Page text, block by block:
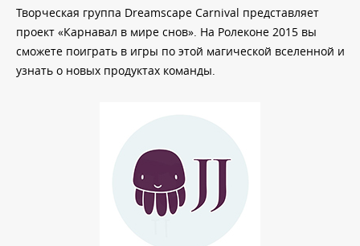
Творческая группа Dreamscape Carnival представляет
проект «Карнавал в мире снов». На Ролеконе 2015 вы
сможете поиграть в игры по этой магической вселенной и
узнать о новых продуктах команды.